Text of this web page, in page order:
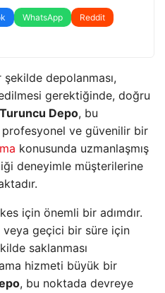
WhatsApp
Reddit
şekilde depolanması,
gerektiğinde, doğru
Turuncu Depo, bu
profesyonel ve güvenilir bir
konusunda uzmanlaşmış
deneyimle müşterilerine
için önemli bir adımdır.
veya geçici bir süre için
saklanması
hizmeti büyük bir
, bu noktada devreye